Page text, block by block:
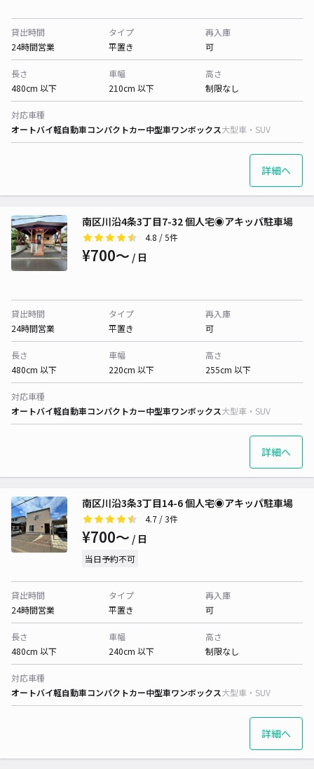
貸出時間
24時間営業
タイプ
平置き
再入庫
可
長さ
480cm 以下
車幅
210cm 以下
高さ
制限なし
対応車種
オートバイ軽自動車コンパクトカー中型車ワンボックス大型車・SUV
詳細へ
南区川沿4条3丁目7-32 個人宅◉アキッパ駐車場
4.8 / 5件
¥700〜 / 日
貸出時間
24時間営業
タイプ
平置き
再入庫
可
長さ
480cm 以下
車幅
220cm 以下
高さ
255cm 以下
対応車種
オートバイ軽自動車コンパクトカー中型車ワンボックス大型車・SUV
詳細へ
南区川沿3条3丁目14-6 個人宅◉アキッパ駐車場
4.7 / 3件
¥700〜 / 日
当日予約不可
貸出時間
24時間営業
タイプ
平置き
再入庫
可
長さ
480cm 以下
車幅
240cm 以下
高さ
制限なし
対応車種
オートバイ軽自動車コンパクトカー中型車ワンボックス大型車・SUV
詳細へ